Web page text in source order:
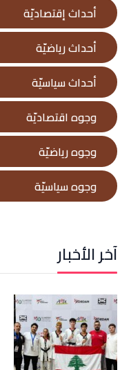
أحداث إقتصاديّة
أحداث رياضيّة
أحداث سياسيّة
وجوه اقتصاديّة
وجوه رياضيّة
وجوه سياسيّة
آخر الأخبار